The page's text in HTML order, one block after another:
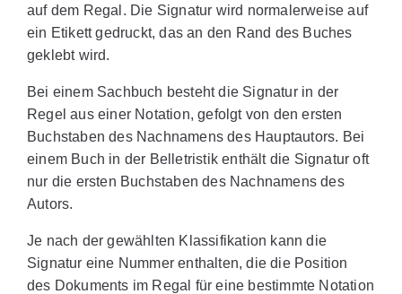
auf dem Regal. Die Signatur wird normalerweise auf
ein Etikett gedruckt, das an den Rand des Buches
geklebt wird.
Bei einem Sachbuch besteht die Signatur in der
Regel aus einer Notation, gefolgt von den ersten
Buchstaben des Nachnamens des Hauptautors. Bei
einem Buch in der Belletristik enthält die Signatur oft
nur die ersten Buchstaben des Nachnamens des
Autors.
Je nach der gewählten Klassifikation kann die
Signatur eine Nummer enthalten, die die Position
des Dokuments im Regal für eine bestimmte Notation